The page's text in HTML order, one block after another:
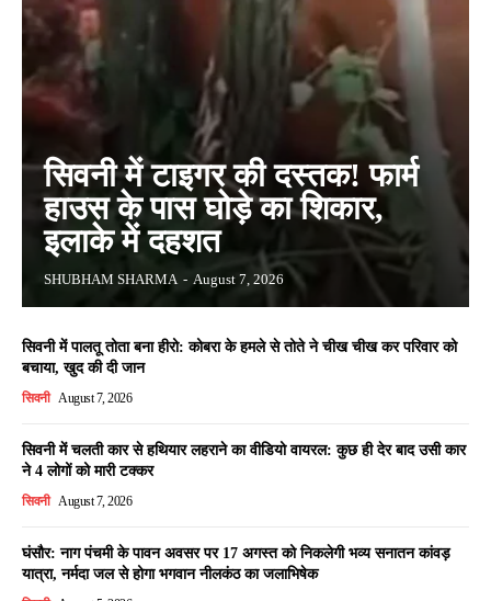
सिवनी में टाइगर की दस्तक! फार्म
हाउस के पास घोड़े का शिकार,
इलाके में दहशत
SHUBHAM SHARMA - August 7, 2026
सिवनी में पालतू तोता बना हीरो: कोबरा के हमले से तोते ने चीख चीख कर परिवार को
बचाया, खुद की दी जान
सिवनी August 7, 2026
सिवनी में चलती कार से हथियार लहराने का वीडियो वायरल: कुछ ही देर बाद उसी कार
ने 4 लोगों को मारी टक्कर
सिवनी August 7, 2026
घंसौर: नाग पंचमी के पावन अवसर पर 17 अगस्त को निकलेगी भव्य सनातन कांवड़
यात्रा, नर्मदा जल से होगा भगवान नीलकंठ का जलाभिषेक